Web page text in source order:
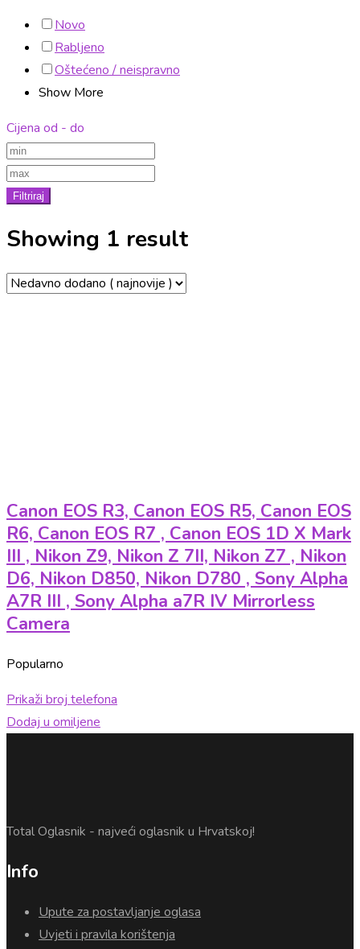
Novo
Rabljeno
Oštećeno / neispravno
Show More
Cijena od - do
Filtriraj
Showing 1 result
Canon EOS R3, Canon EOS R5, Canon EOS
R6, Canon EOS R7 , Canon EOS 1D X Mark
III , Nikon Z9, Nikon Z 7II, Nikon Z7 , Nikon
D6, Nikon D850, Nikon D780 , Sony Alpha
A7R III , Sony Alpha a7R IV Mirrorless
Camera
Popularno
Prikaži broj telefona
Dodaj u omiljene
Total Oglasnik - najveći oglasnik u Hrvatskoj!
Info
Upute za postavljanje oglasa
Uvjeti i pravila korištenja